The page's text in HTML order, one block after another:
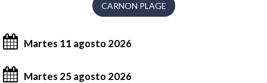
CARNON PLAGE
Martes 11 agosto 2026
Martes 25 agosto 2026